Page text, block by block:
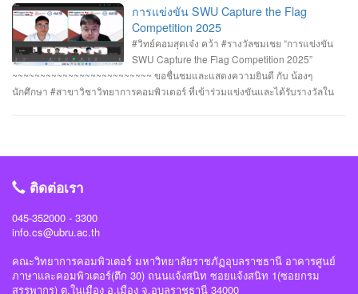
ในโครงการจำนวน 60 ทีม จัดโดย ภาควิชาวิศวกรรมคอมพิวเตอร์ คณะ
วิศวกรรมศาสตร์ มหาวิทยาลัยศรีนครินทรวิโรฒ ร่วมกับ บริษัท ACIS Professional
Center และ บริษัท SEC Playground รายการที่ 3. การแข่งขัน Mini CTF ระหว่างผู้
เข้าร่วม NCSA CTF Boot Camp 2025 รุ่นที่ 4 ซึ่งจัดขึ้นในระหว่างวันที่ 19–20
กรกฎาคม 2568 นายอาทิตย์ สายกนก นักศึกษาชั้นปีที่ 3 ได้รับ #รางวัล_MVP ผู้ที่
ทำคะแนนรายบุคคลสูงสุด (3400 คะแนน) จัดโดย #สำนักงานคณะกรรมการการ
การแข่งขัน SWU Capture the Flag
Competition 2025
#วิทย์คอมสุดเจ๋ง คว้า #รางวัลชมเชย “การแข่งขัน
SWU Capture the Flag Competition 2025”
~~~~~~~~~~~~~~~~~~~~~~~~~ ขอชื่นชมและแสดงความยินดี กับ น้องๆ
นักศึกษา #สาขาวิชาวิทยาการคอมพิวเตอร์ ที่เข้าร่วมแข่งขันและได้รับรางวัลใน
24 สถาบันการศึกษา รวมทีมมาเข้าร่วมทำการแข่งขันในโครงการจำนวน 60 ทีม
#มหาวิทยาลัยราชภัฏอุบลราชธานี
ติดต่อเรา
045-352000 - 3300
info.cs@ubru.ac.th
คณะวิทยาการคอมพิวเตอร์ มหาวิทยาลัยราชภัฏอุบลราชธานี อาคารศูนย์
ภาษาและคอมพิวเตอร์(ตึก 30) ถนนแจ้งสนิท ซอยแจ้งสนิท 1(ซอยกรม
สรรพากร) ต.ในเมือง อ.เมือง จ.อุบลราชธานี 34000